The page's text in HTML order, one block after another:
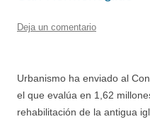
Deja un comentario
Urbanismo ha enviado al
el que evalúa en 1,62
rehabilitación de la antigua